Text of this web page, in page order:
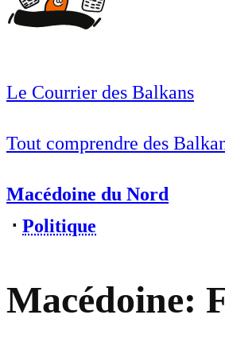
Le Courrier des Balkans
Tout comprendre des
Macédoine du Nord
⋅ Politique
Macédoine: